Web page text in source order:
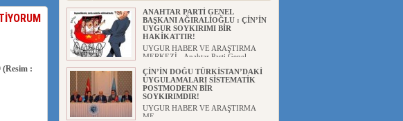
İHTAR
:
ANAHTAR PARTİ GENEL
BAŞKANI AĞIRALİOĞLU : ÇİN’İN
UYGUR SOYKIRIMI BİR
HAKİKATTIR!
UYGUR HABER VE ARAŞTIRMA
MERKEZİ Anahtar Parti Genel
ÇİN’İN DOĞU TÜRKİSTAN’DAKİ
UYGULAMALARI SİSTEMATİK
POSTMODERN BİR
SOYKIRIMDIR!
UYGUR HABER VE ARAŞTIRMA
ME...